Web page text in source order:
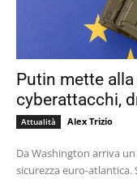
Putin mette
cyberattacchi,
Attualità Alex Trizio
Da Washington arriva
sicurezza euro-